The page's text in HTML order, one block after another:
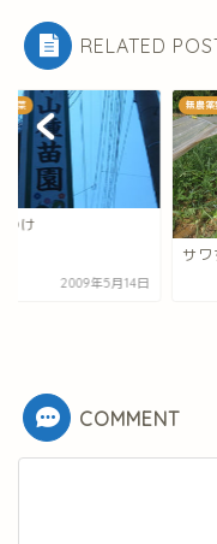
RELATED
野菜
つけ
2009年5月14日
無農薬
サ
COMMENT